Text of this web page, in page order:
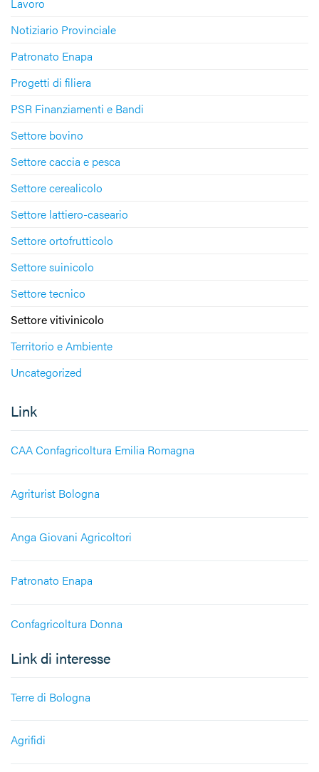
Lavoro
Notiziario Provinciale
Patronato Enapa
Progetti di filiera
PSR Finanziamenti e Bandi
Settore bovino
Settore caccia e pesca
Settore cerealicolo
Settore lattiero-caseario
Settore ortofrutticolo
Settore suinicolo
Settore tecnico
Settore vitivinicolo
Territorio e Ambiente
Uncategorized
Link
CAA Confagricoltura Emilia Romagna
Agriturist Bologna
Anga Giovani Agricoltori
Patronato Enapa
Confagricoltura Donna
Link di interesse
Terre di Bologna
Agrifidi